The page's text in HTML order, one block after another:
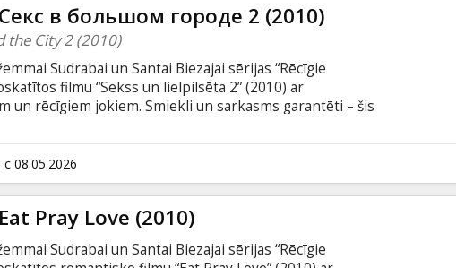
в большом городе 2 (2010)
the City 2 (2010)
Sudrabai un Santai Biezajai sērijas “Rēcīgie
filmu “Sekss un lielpilsēta 2” (2010) ar
un rēcīgiem jokiem. Smiekli un sarkasms garantēti – šis
ir nolēmušas aizbēgt prom no ierastās Ņujorkas dzīves
un gleznainākajām vietām pasaulē. Tieši tur
oāzēs, draudzenes ir gatavas izbaudīt jaunus
08.05.2026
Pray Love (2010)
Sudrabai un Santai Biezajai sērijas “Rēcīgie